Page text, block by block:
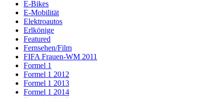
E-Bikes
E-Mobilität
Elektroautos
Erlkönige
Featured
Fernsehen/Film
FIFA Frauen-WM 2011
Formel 1
Formel 1 2012
Formel 1 2013
Formel 1 2014